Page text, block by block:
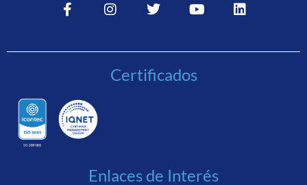
Certificados
Enlaces de Interés